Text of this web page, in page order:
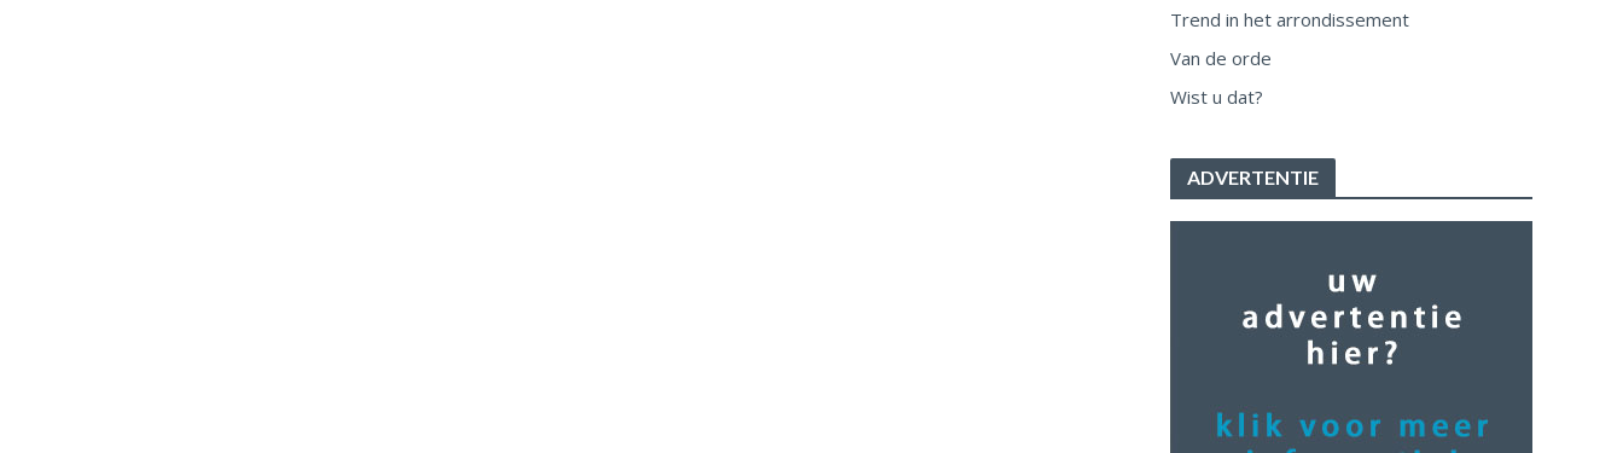
Trend in het arrondissement
Van de orde
Wist u dat?
ADVERTENTIE